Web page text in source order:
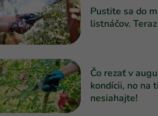
Pustite sa do
listnáčov.
Čo rezať v
kondícii, no na
nesiahajte!